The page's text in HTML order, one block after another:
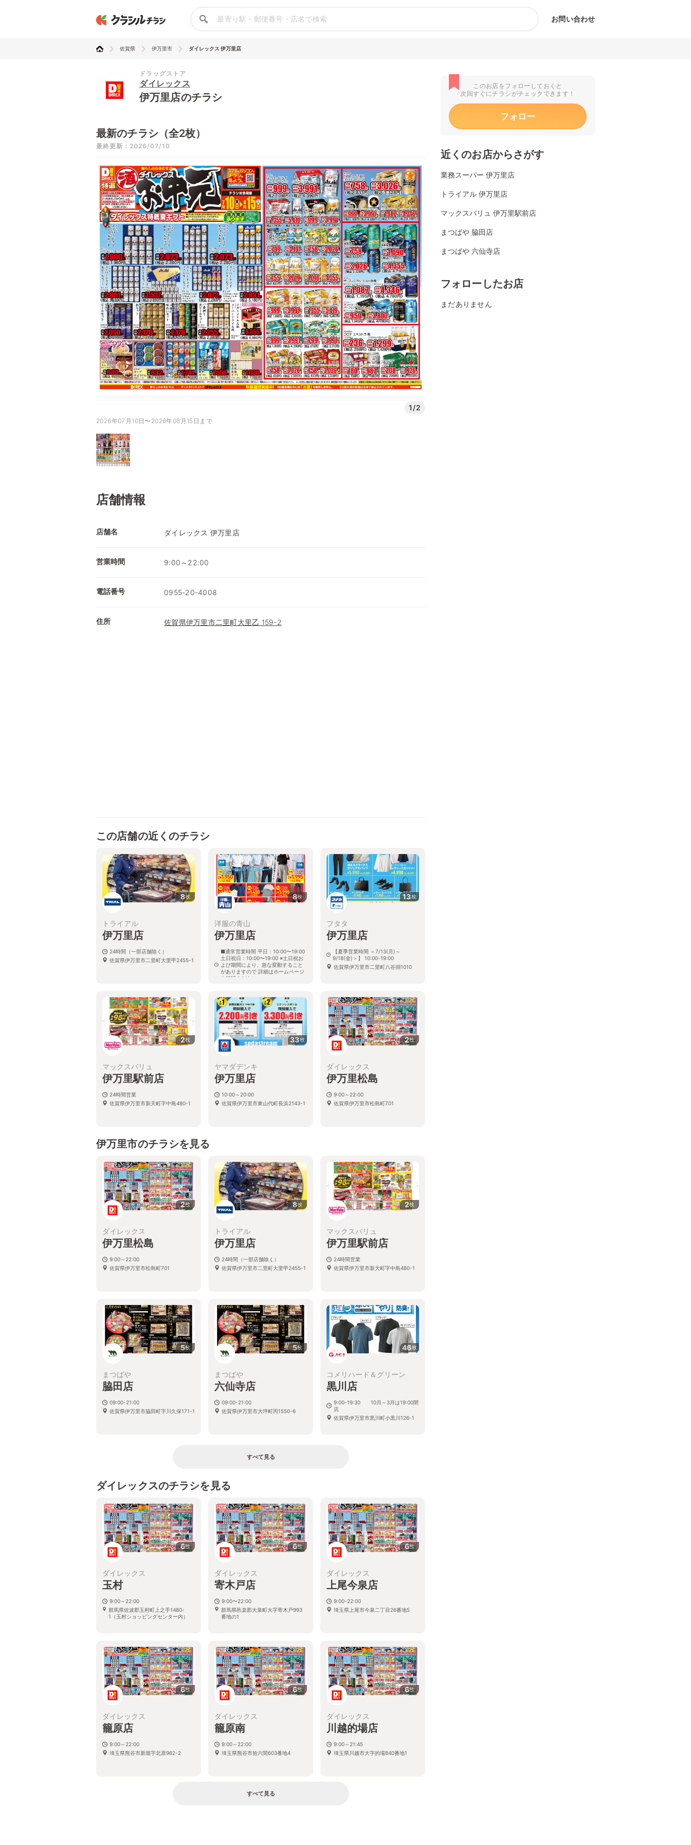
お問い合わせ
佐賀県 伊万里市 ダイレックス 伊万里店
ドラッグストア
ダイレックス
伊万里店のチラシ
最新のチラシ（全2枚）
最終更新：2026/07/10
1/2
2026年07月10日〜2026年08月15日まで
店舗情報
店舗名 ダイレックス 伊万里店
営業時間 9:00～22:00
電話番号 0955-20-4008
住所 佐賀県伊万里市二里町大里乙 159-2
この店舗の近くのチラシ
8枚
トライアル
伊万里店
24時間（一部店舗除く）
佐賀県伊万里市二里町大里甲2455-1
8枚
洋服の青山
伊万里店
■通常営業時間 平日：10:00〜19:00
土日祝日：10:00〜19:00 ※土日祝お
よび期間により、急な変動すること
がありますので 詳細はホームページ
を確認ください
13枚
フタタ
伊万里店
【夏季営業時間 ＜7/13(月)～
9/18(金)＞】 10:00-19:00
佐賀県伊万里市二里町八谷搦1010
2枚
マックスバリュ
伊万里駅前店
24時間営業
佐賀県伊万里市新天町字中島480-1
33枚
ヤマダデンキ
伊万里店
10:00～20:00
佐賀県伊万里市東山代町長浜2143-1
2枚
ダイレックス
伊万里松島
9:00～22:00
佐賀県伊万里市松島町701
伊万里市のチラシを見る
2枚
ダイレックス
伊万里松島
9:00～22:00
佐賀県伊万里市松島町701
8枚
トライアル
伊万里店
24時間（一部店舗除く）
佐賀県伊万里市二里町大里甲2455-1
2枚
マックスバリュ
伊万里駅前店
24時間営業
佐賀県伊万里市新天町字中島480-1
5枚
まつばや
脇田店
09:00-21:00
佐賀県伊万里市脇田町字川久保171-1
5枚
まつばや
六仙寺店
09:00-21:00
佐賀県伊万里市大坪町丙1550-6
46枚
コメリハード＆グリーン
黒川店
9:00-19:30 10月～3月は19:00閉
店
佐賀県伊万里市黒川町小黒川126-1
すべて見る
ダイレックスのチラシを見る
6枚
ダイレックス
玉村
9:00～22:00
群馬県佐波郡玉村町上之手1480-
1（玉村ショッピングセンター内）
6枚
ダイレックス
寄木戸店
9:00〜22:00
群馬県邑楽郡大泉町大字寄木戸993
番地の1
6枚
ダイレックス
上尾今泉店
9:00-22:00
埼玉県上尾市今泉二丁目26番地5
6枚
ダイレックス
籠原店
9:00～22:00
埼玉県熊谷市新堀字北原962-2
6枚
ダイレックス
籠原南
9:00～22:00
埼玉県熊谷市拾六間603番地4
6枚
ダイレックス
川越的場店
9:00～21:45
埼玉県川越市大字的場840番地1
すべて見る
このお店をフォローしておくと
次回すぐにチラシがチェックできます！
フォロー
近くのお店からさがす
業務スーパー 伊万里店
トライアル 伊万里店
マックスバリュ 伊万里駅前店
まつばや 脇田店
まつばや 六仙寺店
フォローしたお店
まだありません